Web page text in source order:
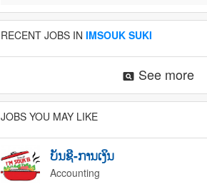
RECENT JOBS IN IMSOUK SUKI
pageview See more
JOBS YOU MAY LIKE
ບັນຊີ-ການເງິນ
Accounting